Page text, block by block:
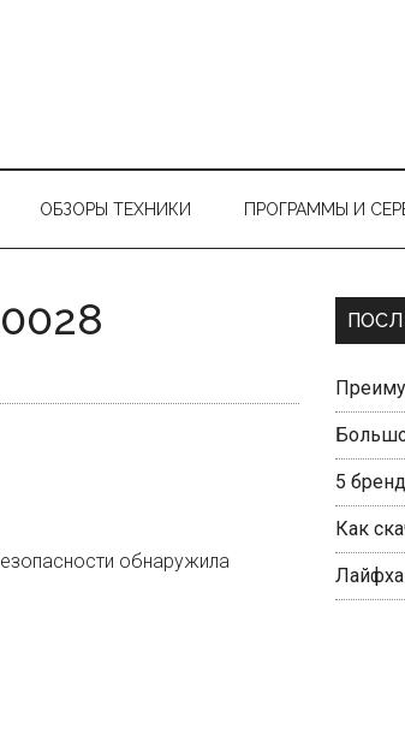
ОБЗОРЫ ТЕХНИКИ ПРОГРАММЫ И
обнаружила
5
Как